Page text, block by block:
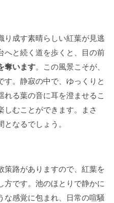
り成す素晴らしい紅葉が見逃
へと続く道を歩くと、目の前
奪います。この風景こそが、
す。静寂の中で、ゆっくりと
る葉の音に耳を澄ませるこ
しむことができます。まさ
なるでしょう。
策路がありますので、紅葉を
です。池のほとりで静かに
な感覚に包まれ、日常の喧騒